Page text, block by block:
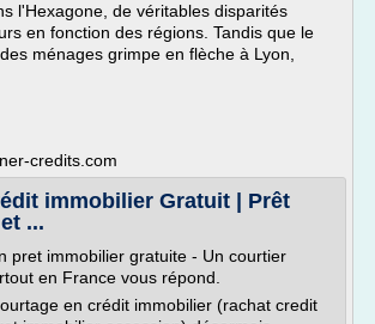
l'Hexagone, de véritables disparités
en fonction des régions. Tandis que le
ménages grimpe en flèche à Lyon,
credits.com
immobilier Gratuit | Prêt
...
pret immobilier gratuite - Un courtier
en France vous répond.
en crédit immobilier (rachat credit